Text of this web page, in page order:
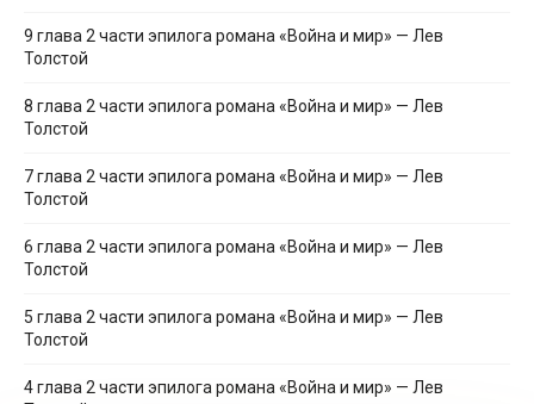
9 глава 2 части эпилога романа «Война и мир» — Лев
Толстой
8 глава 2 части эпилога романа «Война и мир» — Лев
Толстой
7 глава 2 части эпилога романа «Война и мир» — Лев
Толстой
6 глава 2 части эпилога романа «Война и мир» — Лев
Толстой
5 глава 2 части эпилога романа «Война и мир» — Лев
Толстой
4 глава 2 части эпилога романа «Война и мир» — Лев